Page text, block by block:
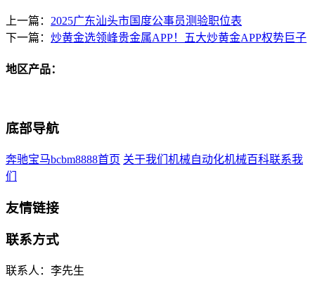
上一篇： 2025广东汕头市国度公事员测验职位表
下一篇： 炒黄金选领峰贵金属APP！五大炒黄金APP权势巨子
地区产品：
底部导航
奔驰宝马bcbm8888首页 关于我们 机械自动化机械百科联系我
们
友情链接
联系方式
联系人：李先生